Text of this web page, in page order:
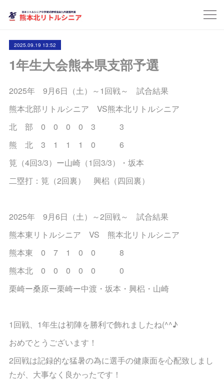
2025.09.19 13:52
1年生大会熊本県支部予選
2025年 9月6日（土）～1回戦～ 試合結果
熊本北部リトルシニア VS熊本北リトルシニア
北 部 0 0 0 0 3 3
熊 北 3 1 1 1 0 6
筧（4回3/3）ー山崎（1回3/3）・坂本
二塁打：筧（2回裏） 興梠（四回裏）
2025年 9月6日（土）～2回戦～ 試合結果
熊本東リトルシニア VS 熊本北リトルシニア
熊本東 0 7 1 0 0 8
熊本北 0 0 0 0 0 0
栗崎ー桑原ー栗崎ー中渡・坂本・興梠・山崎
1回戦、1年生は初陣を勝利で飾れましたね(^^♪
おめでとうございます！
2回戦は記録的な猛暑の為に選手の健康面を心配致しまし
たが、大事なく良かったです！